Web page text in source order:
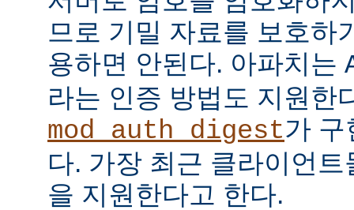
므로 기밀 자료를 보호하
용하면 안된다. 아파치는
라는 인증 방법도 지원한
mod_auth_digest가 구
다. 가장 최근 클라이언
을 지원한다고 한다.